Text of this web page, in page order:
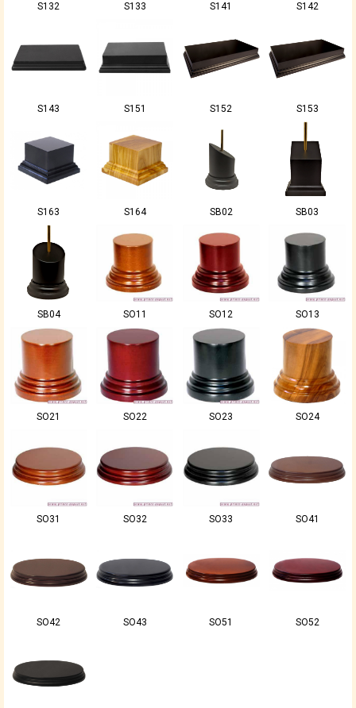
S132 S133 S141 S142
S143 S151 S152 S153
S163 S164 SB02 SB03
SB04 SO11 SO12 SO13
SO21 SO22 SO23 SO24
SO31 SO32 SO33 SO41
SO42 SO43 SO51 SO52